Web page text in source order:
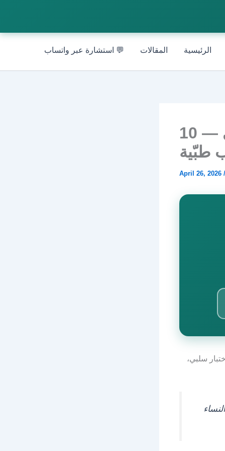
الرئيسية المقالات 💬 استشارة عبر واتساب
تأخّر الدورة 5 أيّام واختبار الحمل سلبي — 10
طبّية
/
April 26, 2026
سلبي،
60-80% من النساء